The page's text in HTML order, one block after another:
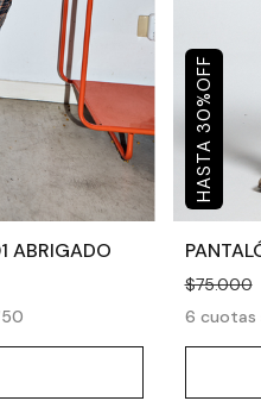
ABRIGADO
30
%
OFF
$75.000
6 cuotas